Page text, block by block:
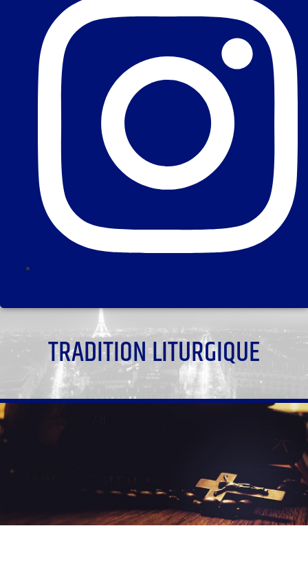
TRADITION LITURGIQUE